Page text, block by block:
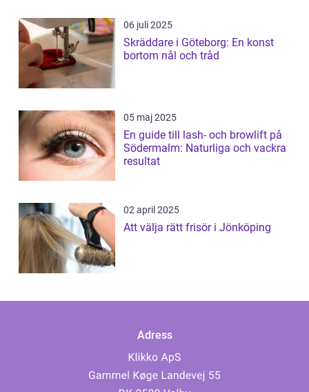
06 juli 2025
Skräddare i Göteborg: En konst
bortom nål och tråd
05 maj 2025
En guide till lash- och browlift på
Södermalm: Naturliga och vackra
resultat
02 april 2025
Att välja rätt frisör i Jönköping
Adress